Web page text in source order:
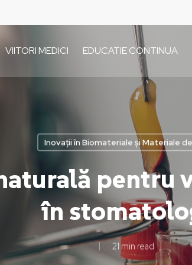
VIITORI MEDICI EDUCATIE CONTINUA
Inovații în Biomateriale și Materiale
pentru
în
21 min read